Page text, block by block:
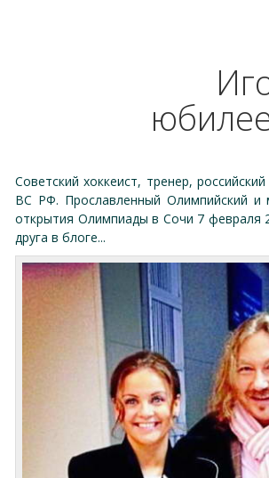
Советский хоккеист, тренер,
ВС РФ. Прославленный Олимпийский и
открытия Олимпиады в Сочи 7 февраля
друга в блоге...